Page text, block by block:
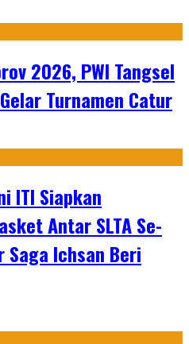
2026, PWI Tangsel
Turnamen Catur
ITI Siapkan
Antar SLTA Se-
Saga Ichsan Beri